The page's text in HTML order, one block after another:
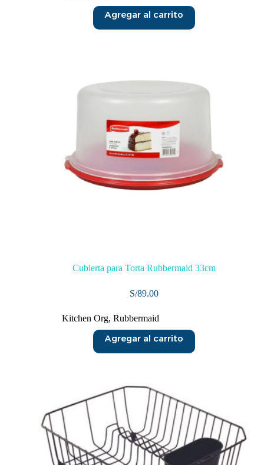
Agregar al carrito
Cubierta para Torta Rubbermaid 33cm
S/89.00
Kitchen Org, Rubbermaid
Agregar al carrito